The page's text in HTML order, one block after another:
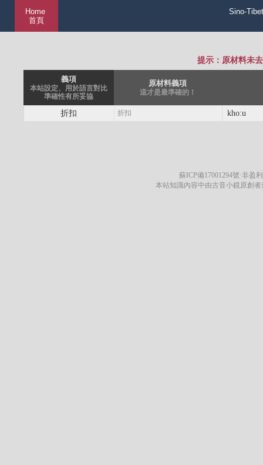
Home
首頁
Sino-
提示：原材料未
義項
本站設定、用於語言對比
準確性有所妥協
原材料義項
這才是最準確的！
折扣 折扣 kho:u
蘇ICP備17001294號·非盈
本站知識內容中由古音小鏡原創